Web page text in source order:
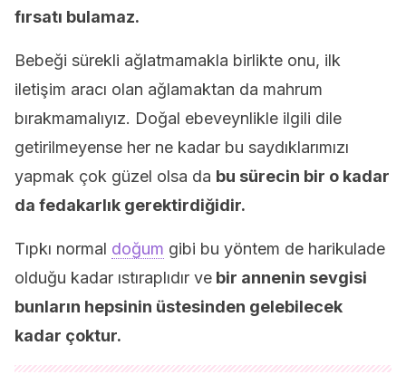
fırsatı bulamaz.
Bebeği sürekli ağlatmamakla birlikte onu, ilk
iletişim aracı olan ağlamaktan da mahrum
bırakmamalıyız. Doğal ebeveynlikle ilgili dile
getirilmeyense her ne kadar bu saydıklarımızı
yapmak çok güzel olsa da bu sürecin bir o kadar
da fedakarlık gerektirdiğidir.
Tıpkı normal doğum gibi bu yöntem de harikulade
olduğu kadar ıstıraplıdır ve bir annenin sevgisi
bunların hepsinin üstesinden gelebilecek
kadar çoktur.